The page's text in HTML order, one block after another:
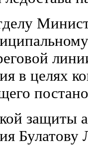
в целях
защиты